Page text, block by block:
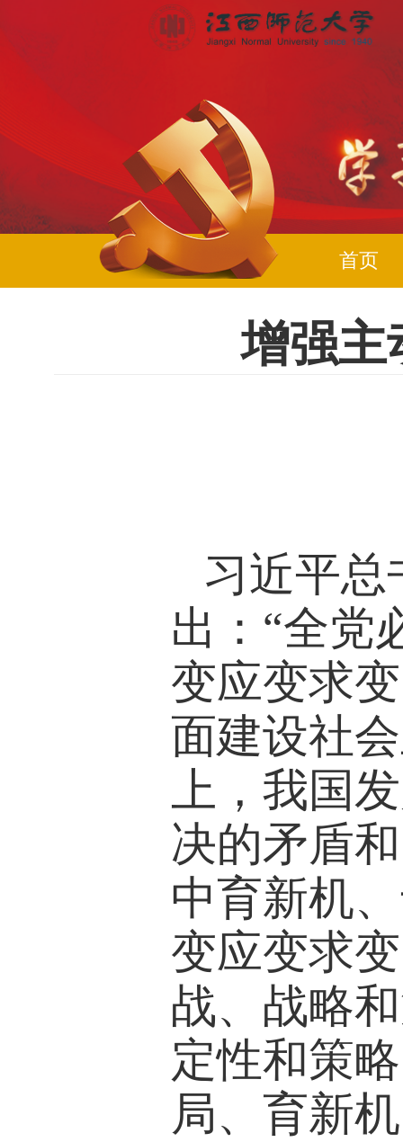
首页
增强主
习近平总
出：“全党
变应变求
面建设社
上，我国
决的矛盾
中育新机
变应变求
战、战略
定性和策
局、育新